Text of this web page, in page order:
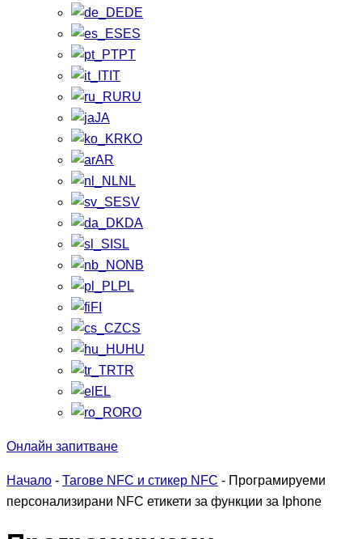
DE
ES
PT
IT
RU
JA
KO
AR
NL
SV
DA
SL
NB
PL
FI
CS
HU
TR
EL
RO
Онлайн запитване
Начало - Тагове NFC и стикер NFC - Програмируеми
персонализирани NFC етикети за функции за Iphone